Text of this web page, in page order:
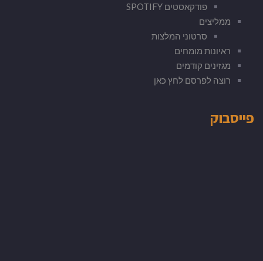
פודקאסטים SPOTIFY
ממליצים
סרטוני המלצות
ראיונות מומחים
מגזינים קודמים
רוצה לפרסם לחץ כאן
פייסבוק